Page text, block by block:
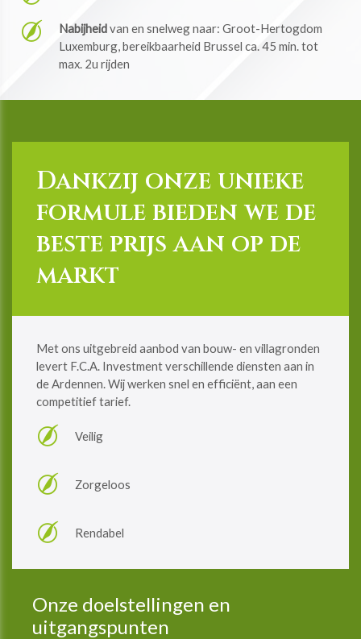
Nabijheidvan en snelweg naar: Groot-Hertogdom
Luxemburg, bereikbaarheid Brussel ca. 45 min. tot
max. 2u rijden
Dankzij onze unieke
formule bieden we de
beste prijs aan op de
markt
Met ons uitgebreid aanbod van bouw- en villagronden
levert F.C.A. Investment verschillende diensten aan in
de Ardennen. Wij werken snel en efficiënt, aan een
competitief tarief.
Veilig
Zorgeloos
Rendabel
Onze doelstellingen en
uitgangspunten